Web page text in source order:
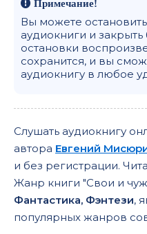
Примечание!
Вы можете
аудиокниги и
остановки
сохранится, и вы
аудиокнигу в любое
Слушать аудиокнигу
автора Евгений
и без регистрации.
Жанр книги "Свои и
Фантастика, Фэнтези,
популярных жанров